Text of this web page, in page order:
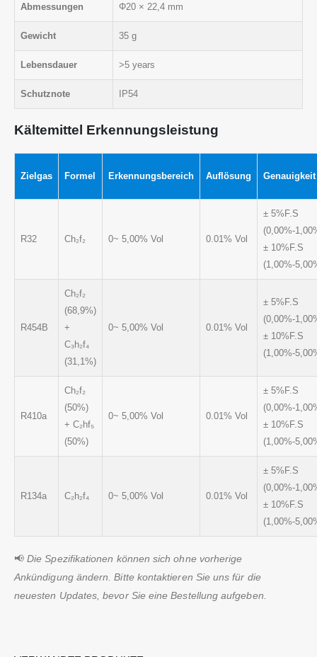
Abmessungen Φ20 × 22,4 mm
Gewicht 35 g
Lebensdauer >5 years
Schutznote IP54
Kältemittel Erkennungsleistung
Zielgas Formel Erkennungsbereich Auflösung Genauigkeit
R32 Ch₂f₂ 0~ 5,00% Vol 0.01% Vol
± 5%F.S
(0,00%-
± 10%F.S
(1,00%-
R454B
Ch₂f₂
(68,9%)
+
C₃h₂f₄
(31,1%)
0~ 5,00% Vol 0.01% Vol
± 5%F.S
(0,00%-
± 10%F.S
(1,00%-
R410a
Ch₂f₂
(50%)
+ C₂hf₅
(50%)
0~ 5,00% Vol 0.01% Vol
± 5%F.S
(0,00%-
± 10%F.S
(1,00%-
R134a C₂h₂f₄ 0~ 5,00% Vol 0.01% Vol
± 5%F.S
(0,00%-
± 10%F.S
(1,00%-
📢Die Spezifikationen können sich ohne vorherige
Ankündigung ändern. Bitte kontaktieren Sie uns für die
neuesten Updates, bevor Sie eine Bestellung aufgeben.